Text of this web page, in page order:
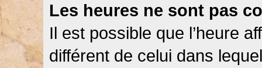
Les heures ne sont pas
Il est possible que l’heure
différent de celui dans